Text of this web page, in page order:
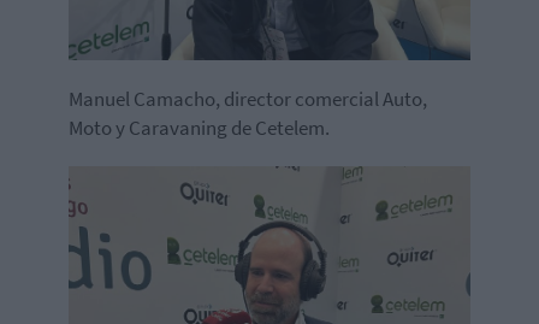
Manuel Camacho, director comercial Auto,
Moto y Caravaning de Cetelem.